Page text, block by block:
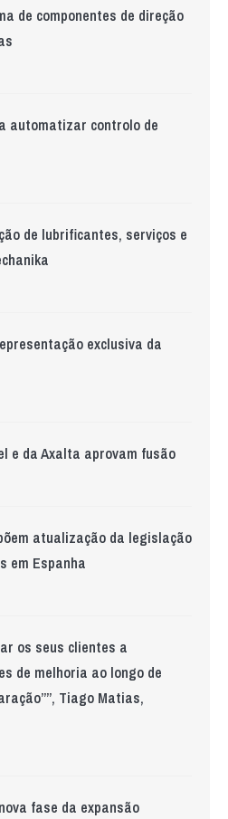
de componentes de direção
automatizar controlo de
de lubrificantes, serviços e
exclusiva da
e da Axalta aprovam fusão
atualização da legislação
em Espanha
os seus clientes a
de melhoria ao longo de
Tiago Matias,
fase da expansão